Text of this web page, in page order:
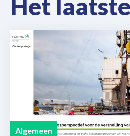
Het
Algemeen